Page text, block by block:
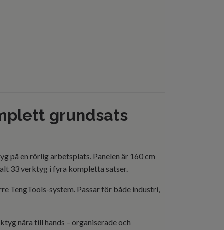
grundsats
på en rörlig arbetsplats. Panelen är 160 cm
33 verktyg i fyra kompletta satser.
TengTools-system. Passar för både industri,
nära till hands – organiserade och